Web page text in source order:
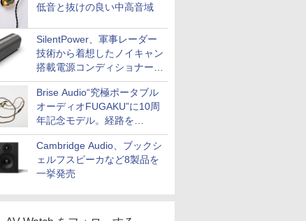
低音と抜けの良い中高音域
SilentPower、軍事レーダー
技術から着想したノイキャン
搭載電源コンディショナー
「AC iPurifier2」
Brise Audio“究極ポータブル
オーディオFUGAKU”に10周
年記念モデル。経路を
NISHIKIで統一。400万円
Cambridge Audio、ブックシ
ェルフスピーカなど8製品を
一挙発売